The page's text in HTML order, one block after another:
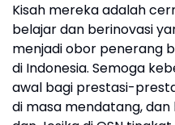
Kisah mereka adalah
belajar dan berinovasi
menjadi obor penerang
di Indonesia. Semoga
awal bagi prestasi-
di masa mendatang,